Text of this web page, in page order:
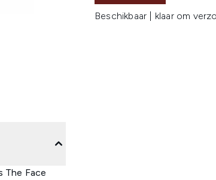
Beschikbaar | klaar om
The Face